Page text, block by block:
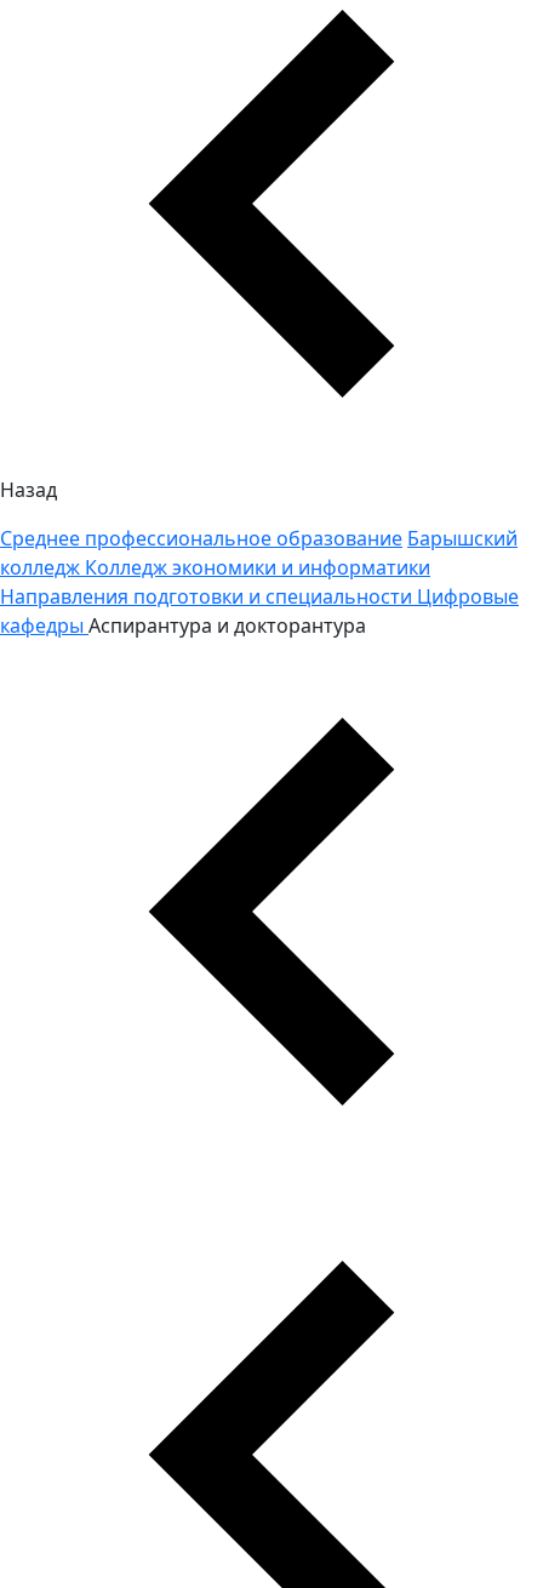
Назад
Среднее профессиональное образование Барышский
колледж Колледж экономики и информатики
Направления подготовки и специальности Цифровые
кафедры Аспирантура и докторантура